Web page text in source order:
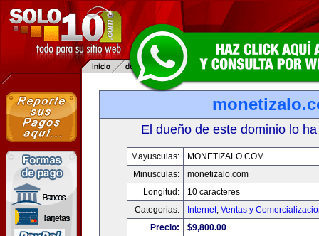
El dueño de este dominio lo
Mayusculas:
MONETIZALO.COM
Minusculas:
monetizalo.com
Longitud:
10 caracteres
Categorias:
Internet, Ventas y
Precio:
$9,800.00